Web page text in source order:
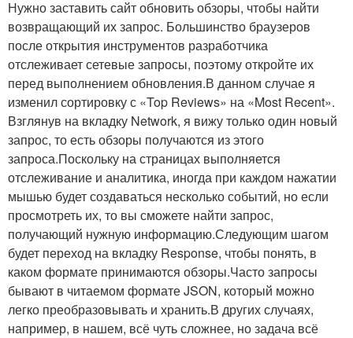
Нужно заставить сайт обновить обзоры, чтобы найти
возвращающий их запрос. Большинство браузеров
после открытия инструментов разработчика
отслеживает сетевые запросы, поэтому откройте их
перед выполнением обновления.В данном случае я
изменил сортировку с «Top Reviews» на «Most Recent».
Взглянув на вкладку Network, я вижу только один новый
запрос, то есть обзоры получаются из этого
запроса.Поскольку на страницах выполняется
отслеживание и аналитика, иногда при каждом нажатии
мышью будет создаваться несколько событий, но если
просмотреть их, то вы сможете найти запрос,
получающий нужную информацию.Следующим шагом
будет переход на вкладку Response, чтобы понять, в
каком формате принимаются обзоры.Часто запросы
бывают в читаемом формате JSON, который можно
легко преобразовывать и хранить.В других случаях,
например, в нашем, всё чуть сложнее, но задача всё